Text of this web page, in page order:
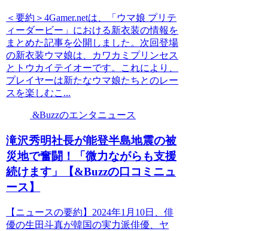
＜要約＞4Gamer.netは、「ウマ娘 プリテ
ィーダービー」における新衣装の情報を
まとめた記事を公開しました。次回登場
の新衣装ウマ娘は、カワカミプリンセス
とトウカイテイオーです。これにより、
プレイヤーは新たなウマ娘たちとのレー
スを楽しむこ...
&Buzzのエンタニュース
滝沢秀明社長が能登半島地震の被
災地で奮闘！「微力ながらも支援
続けます」【&Buzzの口コミニュ
ース】
【ニュースの要約】2024年1月10日、俳
優の生田斗真が韓国の実力派俳優、ヤ